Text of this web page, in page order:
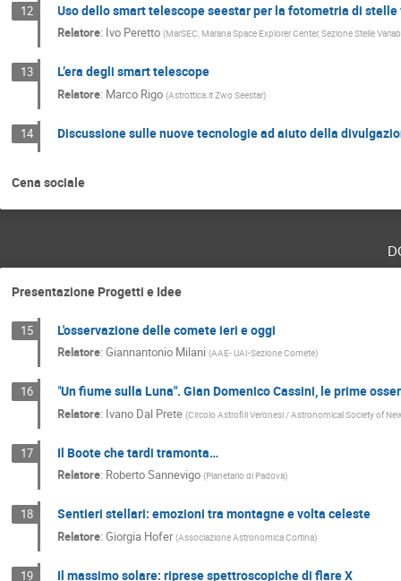
12 Uso dello smart telescope seestar per la fotometria di
Relatore: Ivo Peretto (MarSEC, Marana Space Explorer Center, Sezione Stelle
13 L’era degli smart telescope
Relatore: Marco Rigo (Astrottica.it Zwo Seestar)
14 Discussione sulle nuove tecnologie ad aiuto della
Cena sociale
Presentazione Progetti e Idee
15 L'osservazione delle comete ieri e oggi
Relatore:Giannantonio Milani (AAE- UAI-Sezione Comete)
16 "Un fiume sulla Luna". Gian Domenico Cassini, le prime
Relatore: Ivano Dal Prete (Circolo Astrofili Veronesi / Astronomical Society of
17 Il Boote che tardi tramonta…
Relatore: Roberto Sannevigo (Planetario di Padova)
18 Sentieri stellari: emozioni tra montagne e volta celeste
Relatore:Giorgia Hofer (Associazione Astronomica Cortina)
19 Il massimo solare: riprese spettroscopiche di flare X